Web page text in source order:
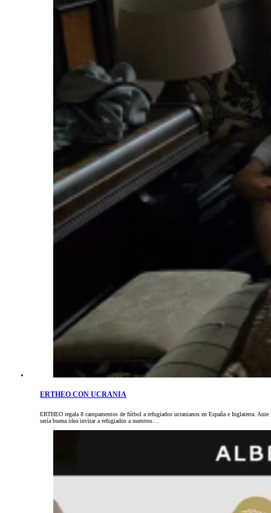
ERTHEO CON UCRANIA
ERTHEO regala 8 campamentos de fútbol a refugiados ucranianos en España e Inglaterra.
sería buena idea invitar a refugiados a nuestros…